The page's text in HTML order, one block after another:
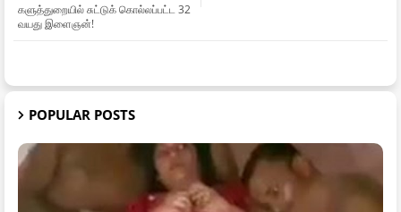
களுத்துறையில் சுட்டுக் கொல்லப்பட்ட 32
வயது இளைஞன்!
POPULAR POSTS